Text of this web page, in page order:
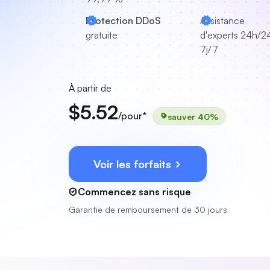
Protection DDoS
gratuite
Assistance
d'experts 24h/
7j/7
À partir de
$5.52/pour* sauver 40%
Voir les forfaits
Commencez sans risque
Garantie de remboursement de 30 jours